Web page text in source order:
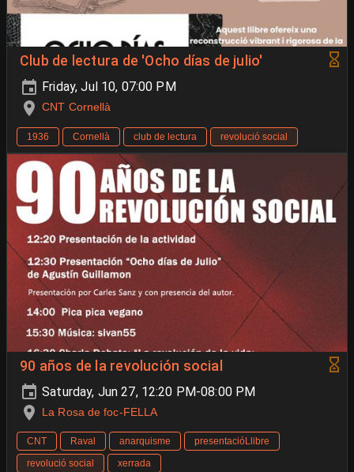
Club de lectura de 'Ocho días de julio'
Friday, Jul 10, 07:00 PM
CNT Cornellà
1936 Cornellà club de lectura revolució social
90 años de la revolución social
Saturday, Jun 27, 12:20 PM-08:00 PM
La Rosa de foc-FELLA
CNT Raval anarquisme
presentacióLlibre
revolució social
xerrada